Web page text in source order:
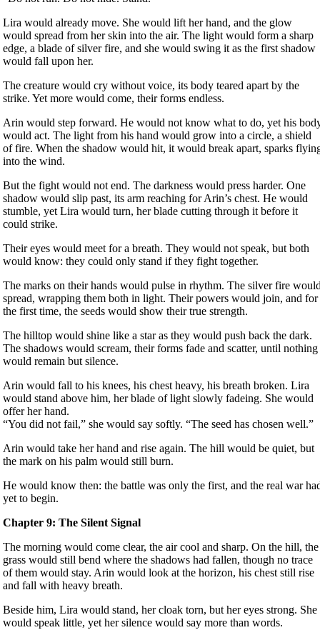
Lira would already move. She would lift her hand, and the glow
would spread from her skin into the air. The light would form a sharp
edge, a blade of silver fire, and she would swing it as the first shadow
would fall upon her.
The creature would cry without voice, its body teared apart by the
strike. Yet more would come, their forms endless.
Arin would step forward. He would not know what to do, yet his
would act. The light from his hand would grow into a circle, a shield
of fire. When the shadow would hit, it would break apart, sparks
into the wind.
But the fight would not end. The darkness would press harder. One
shadow would slip past, its arm reaching for Arin’s chest. He would
stumble, yet Lira would turn, her blade cutting through it before it
could strike.
Their eyes would meet for a breath. They would not speak, but both
would know: they could only stand if they fight together.
The marks on their hands would pulse in rhythm. The silver fire
spread, wrapping them both in light. Their powers would join, and for
the first time, the seeds would show their true strength.
The hilltop would shine like a star as they would push back the dark.
The shadows would scream, their forms fade and scatter, until nothing
would remain but silence.
Arin would fall to his knees, his chest heavy, his breath broken. Lira
would stand above him, her blade of light slowly fadeing. She would
offer her hand.
“You did not fail,” she would say softly. “The seed has chosen well.”
Arin would take her hand and rise again. The hill would be quiet, but
the mark on his palm would still burn.
He would know then: the battle was only the first, and the real war
yet to begin.
Chapter 9: The Silent Signal
The morning would come clear, the air cool and sharp. On the hill, the
grass would still bend where the shadows had fallen, though no trace
of them would stay. Arin would look at the horizon, his chest still rise
and fall with heavy breath.
Beside him, Lira would stand, her cloak torn, but her eyes strong. She
would speak little, yet her silence would say more than words.